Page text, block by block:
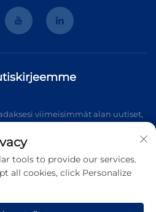
viimeisimmät alan uutiset,
Tilaa
tools to provide our services.
all cookies, click Personalize